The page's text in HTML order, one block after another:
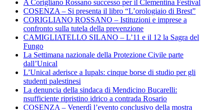
A Corigliano Rossano successo per il Clementina Festival
COSENZA – Si presenta il libro “L’orologiaio di Brest”
CORIGLIANO ROSSANO – Istituzioni e imprese a
confronto sulla tutela della prevenzione
CAMIGLIATELLO SILANO – L’11 e il 12 la Sagra del
Fungo
La Settimana nazionale della Protezione Civile parte
dall’Unical
L’Unical aderisce a Iupals: cinque borse di studio per gli
studenti palestinesi
La denuncia della sindaca di Mendicino Bucarelli:
nsufficiente ripristino idrico a contrada Rosario
COSENZA – Venerdì l’evento conclusivo della mostra